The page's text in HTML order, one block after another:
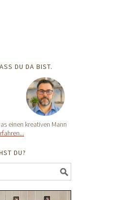
DU DA BIST.
einen kreativen Mann
DU?